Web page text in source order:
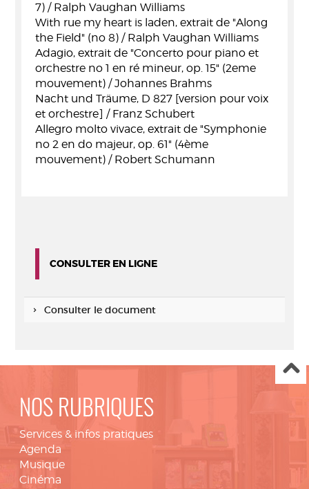
7) / Ralph Vaughan Williams
With rue my heart is laden, extrait de "Along
the Field" (no 8) / Ralph Vaughan Williams
Adagio, extrait de "Concerto pour piano et
orchestre no 1 en ré mineur, op. 15" (2eme
mouvement) / Johannes Brahms
Nacht und Träume, D 827 [version pour voix
et orchestre] / Franz Schubert
Allegro molto vivace, extrait de "Symphonie
no 2 en do majeur, op. 61" (4ème
mouvement) / Robert Schumann
CONSULTER EN LIGNE
Consulter le document
NOS RUBRIQUES
Services & infos pratiques
Agenda
Musique
Cinéma